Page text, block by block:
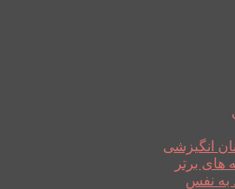
انگیزشی
های برتر
به نفس